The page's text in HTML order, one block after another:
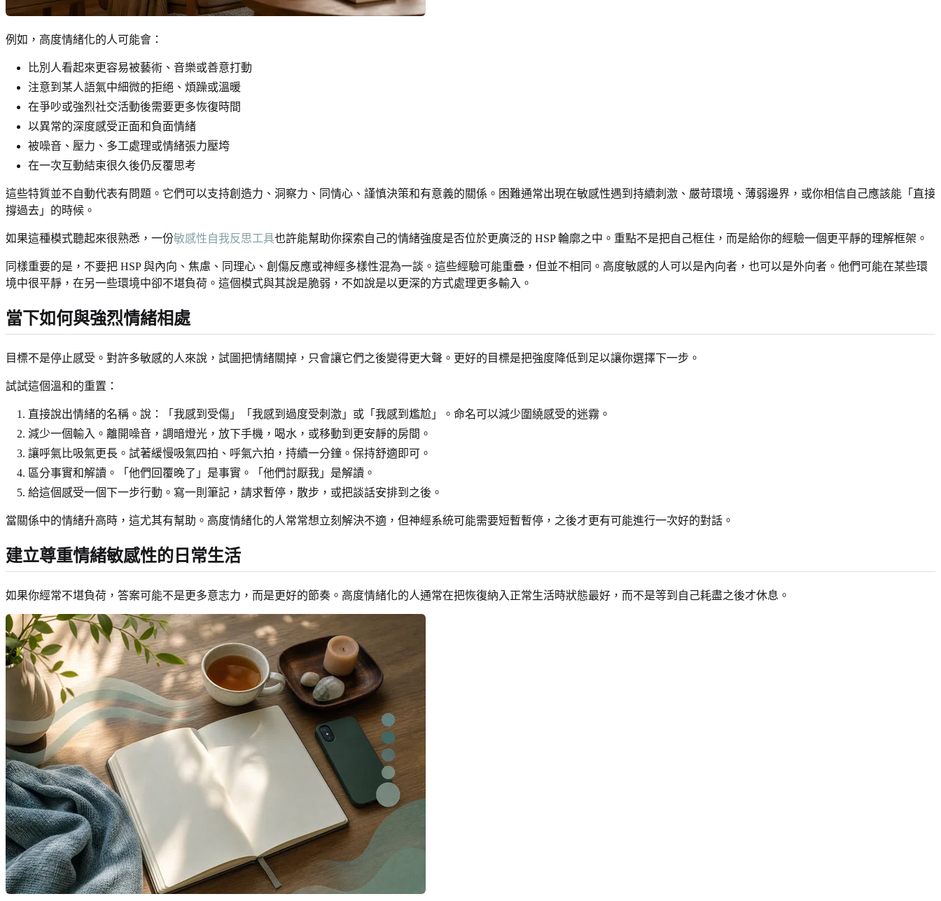
例如，高度情緒化的人可能會：
比別人看起來更容易被藝術、音樂或善意打動
注意到某人語氣中細微的拒絕、煩躁或溫暖
在爭吵或強烈社交活動後需要更多恢復時間
以異常的深度感受正面和負面情緒
被噪音、壓力、多工處理或情緒張力壓垮
在一次互動結束很久後仍反覆思考
這些特質並不自動代表有問題。它們可以支持創造力、洞察力、同情心、謹慎決策和有意義的關係。困難通常出現在敏感性遇到持續刺激、嚴苛環境、薄弱邊界，或你相信自己應該能「直接
撐過去」的時候。
如果這種模式聽起來很熟悉，一份敏感性自我反思工具也許能幫助你探索自己的情緒強度是否位於更廣泛的 HSP 輪廓之中。重點不是把自己框住，而是給你的經驗一個更平靜的理解框架。
同樣重要的是，不要把 HSP 與內向、焦慮、同理心、創傷反應或神經多樣性混為一談。這些經驗可能重疊，但並不相同。高度敏感的人可以是內向者，也可以是外向者。他們可能在某些環
境中很平靜，在另一些環境中卻不堪負荷。這個模式與其說是脆弱，不如說是以更深的方式處理更多輸入。
當下如何與強烈情緒相處
目標不是停止感受。對許多敏感的人來說，試圖把情緒關掉，只會讓它們之後變得更大聲。更好的目標是把強度降低到足以讓你選擇下一步。
試試這個溫和的重置：
直接說出情緒的名稱。說：「我感到受傷」「我感到過度受刺激」或「我感到尷尬」。命名可以減少圍繞感受的迷霧。
減少一個輸入。離開噪音，調暗燈光，放下手機，喝水，或移動到更安靜的房間。
讓呼氣比吸氣更長。試著緩慢吸氣四拍、呼氣六拍，持續一分鐘。保持舒適即可。
區分事實和解讀。「他們回覆晚了」是事實。「他們討厭我」是解讀。
給這個感受一個下一步行動。寫一則筆記，請求暫停，散步，或把談話安排到之後。
當關係中的情緒升高時，這尤其有幫助。高度情緒化的人常常想立刻解決不適，但神經系統可能需要短暫暫停，之後才更有可能進行一次好的對話。
建立尊重情緒敏感性的日常生活
如果你經常不堪負荷，答案可能不是更多意志力，而是更好的節奏。高度情緒化的人通常在把恢復納入正常生活時狀態最好，而不是等到自己耗盡之後才休息。